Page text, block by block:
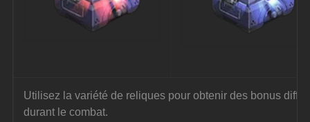
Utilisez la variété de reliques pour obtenir des bonus
durant le combat.